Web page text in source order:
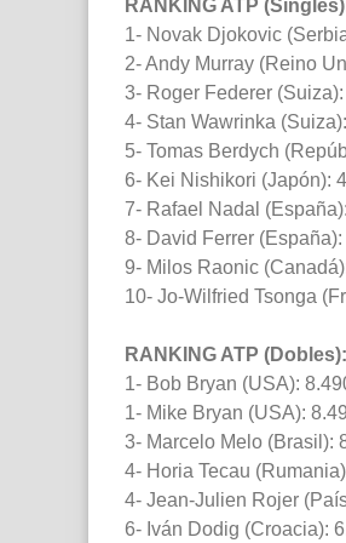
RANKING ATP
1- Novak Djokovic
2- Andy Murray (Reino
3- Roger Federer
4- Stan Wawrinka
5- Tomas Berdych
6- Kei Nishikori (Japón):
7- Rafael Nadal
8- David Ferrer
9- Milos Raonic
10- Jo-Wilfried Tsonga
RANKING ATP (Dobles):
1- Bob Bryan (USA):
1- Mike Bryan (USA):
3- Marcelo Melo (Brasil):
4- Horia Tecau
4- Jean-Julien Rojer
6- Iván Dodig (Croacia):